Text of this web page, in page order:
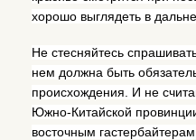
хорошо выглядеть в
Не стесняйтесь
нем должна быть
происхождения. И не
Южно-Китайской
восточным